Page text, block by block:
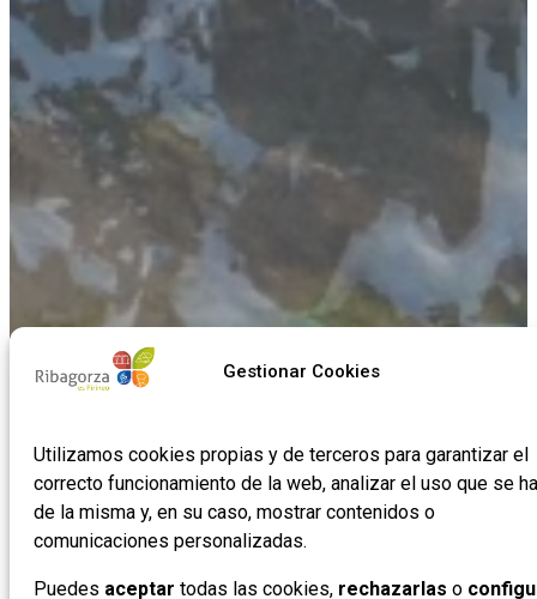
Gestionar Cookies
Utilizamos cookies propias y de terceros para garantizar el
correcto funcionamiento de la web, analizar el uso que se
de la misma y, en su caso, mostrar contenidos o
comunicaciones personalizadas.
Puedes aceptar todas las cookies, rechazarlas o
Naturaleza viva,
Naturaleza viva,
Naturaleza viva,
Naturaleza viva,
Naturaleza viva,
Naturaleza viva,
Naturaleza viva,
Naturaleza viva,
Naturaleza viva,
Naturaleza viva,
Naturaleza viva,
Naturaleza viva,